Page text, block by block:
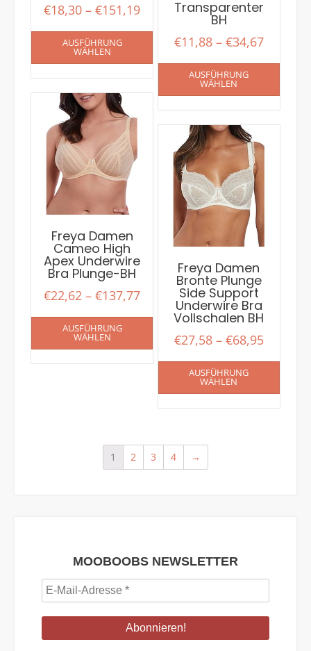
€18,30 –€151,19
AUSFÜHRUNG
WÄHLEN
Transparenter
BH
€11,88– €34,67
AUSFÜHRUNG
WÄHLEN
Freya Damen
Cameo High
Apex Underwire
Bra Plunge-BH
€22,62 –€137,77
AUSFÜHRUNG
WÄHLEN
Freya Damen
Bronte Plunge
Side Support
Underwire Bra
Vollschalen BH
€27,58– €68,95
AUSFÜHRUNG
WÄHLEN
1 2 3 4 →
MOOBOOBS NEWSLETTER
E-
Mail-
Adresse